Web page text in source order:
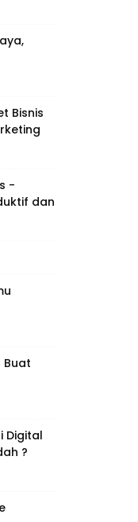
Bisnis
-
dan
Buat
Digital
?